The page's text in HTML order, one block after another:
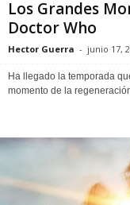
Los Grandes
Doctor Who
Hector Guerra - junio 17,
Ha llegado la temporada
momento de la